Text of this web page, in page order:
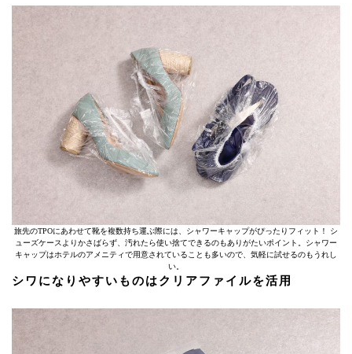
旅先のTPOにあわせて靴を複数持ち運ぶ際には、シャワーキャップがぴったりフィット！ シ
ューズケースよりかさばらず、汚れたら使い捨てできるのもありがたいポイント。シャワー
キャップはホテルのアメニティで用意されていることも多いので、気軽に試せるのもうれし
い。
シワになりやすいものはクリアファイルを活用